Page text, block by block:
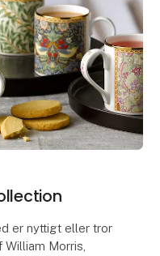
er nyttigt eller tror
Morris,